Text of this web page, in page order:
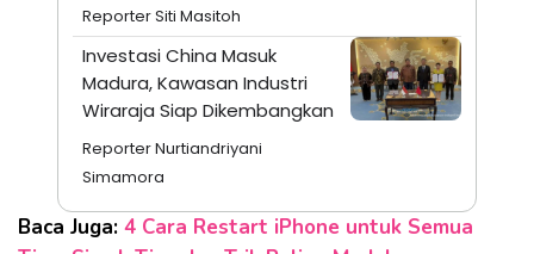
Reporter Siti Masitoh
Investasi China Masuk
Madura, Kawasan Industri
Wiraraja Siap Dikembangkan
Reporter Nurtiandriyani
Simamora
Baca Juga: 4 Cara Restart iPhone untuk Semua